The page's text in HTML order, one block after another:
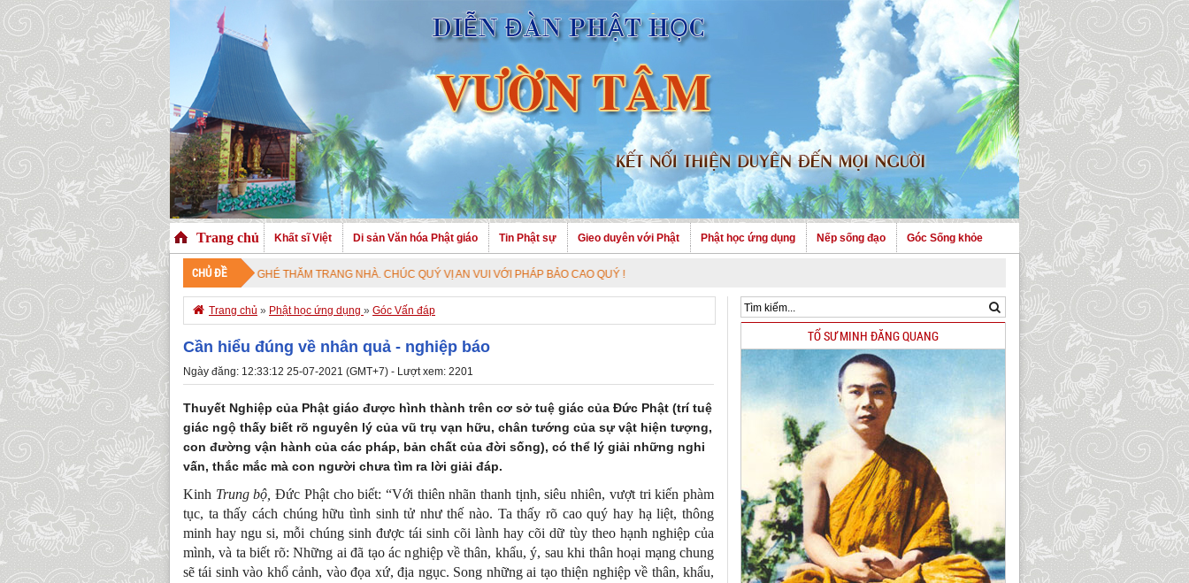
Trang chủ Khất sĩ Việt Di sản Văn hóa Phật giáo Tin Phật sự Gieo duyên với Phật Phật học ứng dụng Nếp sống đạo Góc Sống khỏe
CHỦ ĐỀ
CHÀO MỪNG QUÝ VỊ ĐÃ GHÉ THĂM TRANG NHÀ. CHÚC QUÝ VỊ AN VUI VỚI PHÁP BẢO CAO QUÝ !
 Trang chủ » Phật học ứng dụng » Góc Vấn đáp
Cần hiểu đúng về nhân quả - nghiệp báo
Ngày đăng: 12:33:12 25-07-2021 (GMT+7) - Lượt xem: 2201
Thuyết Nghiệp của Phật giáo được hình thành trên cơ sở tuệ giác của Đức Phật (trí tuệ
giác ngộ thấy biết rõ nguyên lý của vũ trụ vạn hữu, chân tướng của sự vật hiện tượng,
con đường vận hành của các pháp, bản chất của đời sống), có thể lý giải những nghi
vấn, thắc mắc mà con người chưa tìm ra lời giải đáp.
Kinh Trung bộ, Đức Phật cho biết: “Với thiên nhãn thanh tịnh, siêu nhiên, vượt tri kiến phàm
tục, ta thấy cách chúng hữu tình sinh tử như thế nào. Ta thấy rõ cao quý hay hạ liệt, thông
minh hay ngu si, mỗi chúng sinh được tái sinh cõi lành hay cõi dữ tùy theo hạnh nghiệp của
mình, và ta biết rõ: Những ai đã tạo ác nghiệp về thân, khẩu, ý, sau khi thân hoại mạng chung
sẽ tái sinh vào khổ cảnh, vào đọa xứ, địa ngục. Song những ai tạo thiện nghiệp về thân, khẩu,
TỔ SƯ MINH ĐĂNG QUANG